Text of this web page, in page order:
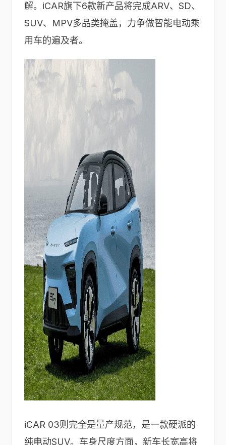
解。iCAR旗下6款新产品将完成ARV、SD、
SUV、MPV多品类掩盖，力争做智能电动乘
用车的遍及者。
iCAR 03则完全是量产规范，是一款硬派的
纯电动SUV。车身尺度方面，新车长宽高将